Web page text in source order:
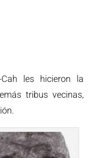
les hicieron la
tribus vecinas,